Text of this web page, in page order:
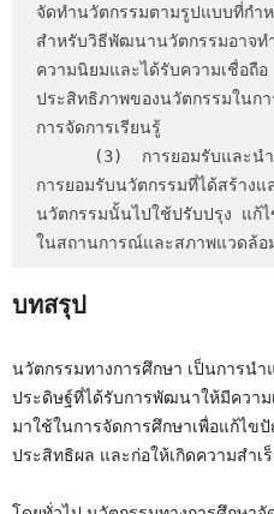
จัดทำนวัตกรรมตามรูปแบบที่
สำหรับวิธีพัฒนานวัตกรรมอาจ
ความนิยมและได้รับความเชื่อถื
ประสิทธิภาพของนวัตกรรมใน
การจัดการเรียนรู้
การยอมรับนวัตกรรมที่ได้สร้า
นวัตกรรมนั้นไปใช้ปรับปรุง แก้
ในสถานการณ์และสภาพแวดล้อ
บทสรุป
นวัตกรรมทางการศึกษา เป็นการน
ประดิษฐ์ที่ได้รับการพัฒนาให้มีควา
มาใช้ในการจัดการศึกษาเพื่อแก้ไข
ประสิทธิผล และก่อให้เกิดความสำเ